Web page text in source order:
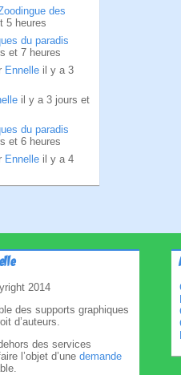
des
5 heures
du paradis
et 7 heures
Ennelle il y a 3
il y a 3 jours et
du paradis
et 6 heures
Ennelle il y a 4
2014
des supports graphiques
d’auteurs.
des services
l’objet d’une demande